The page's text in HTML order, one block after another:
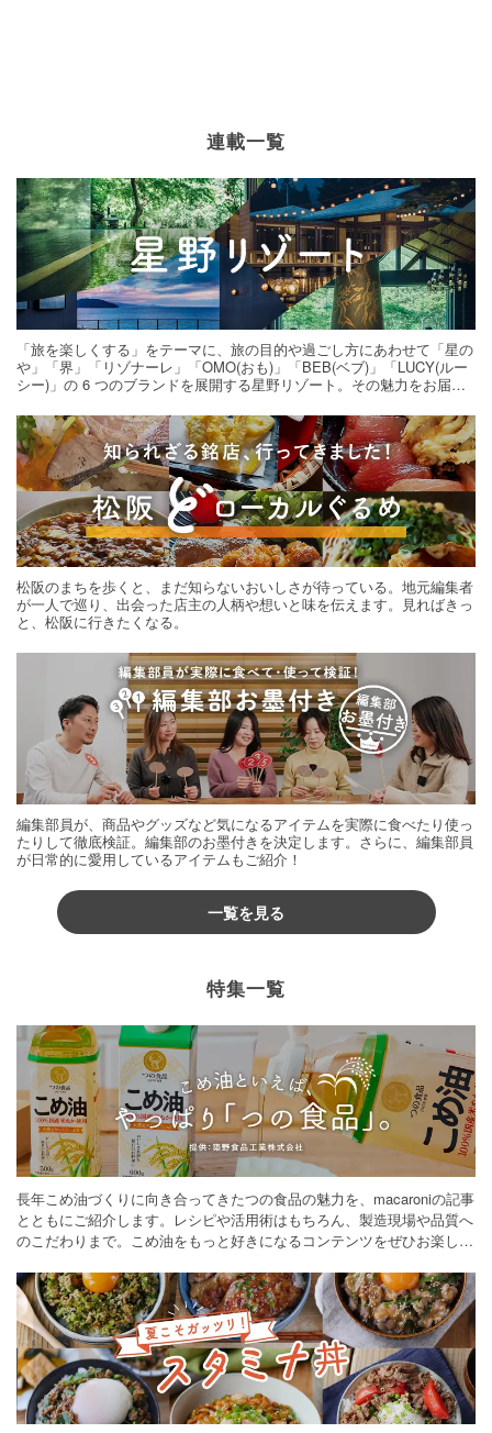
連載一覧
「旅を楽しくする」をテーマに、旅の目的や過ごし方にあわせて「星の
や」「界」「リゾナーレ」「OMO(おも)」「BEB(ベブ)」「LUCY(ルー
シー)」の 6 つのブランドを展開する星野リゾート。その魅力をお届け
松阪のまちを歩くと、まだ知らないおいしさが待っている。地元編集者
が一人で巡り、出会った店主の人柄や想いと味を伝えます。見ればきっ
と、松阪に行きたくなる。
編集部員が、商品やグッズなど気になるアイテムを実際に食べたり使っ
たりして徹底検証。編集部のお墨付きを決定します。さらに、編集部員
が日常的に愛用しているアイテムもご紹介！
一覧を見る
特集一覧
長年こめ油づくりに向き合ってきたつの食品の魅力を、macaroniの記事
とともにご紹介します。レシピや活用術はもちろん、製造現場や品質へ
のこだわりまで。こめ油をもっと好きになるコンテンツをぜひお楽しみ